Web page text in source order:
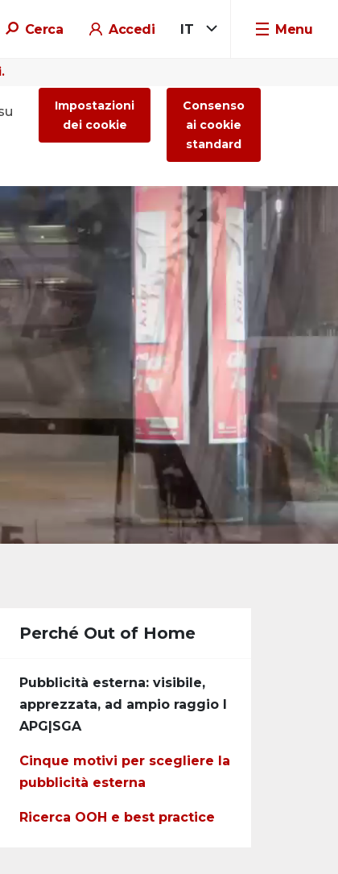
Cerca Accedi IT Menu
Perché Out of Home
Pubblicità esterna: visibile,
apprezzata, ad ampio raggio I
APG|SGA
Cinque motivi per scegliere la
pubblicità esterna
Ricerca OOH e best practice
Impostazioni
dei cookie
Consenso
ai cookie
standard